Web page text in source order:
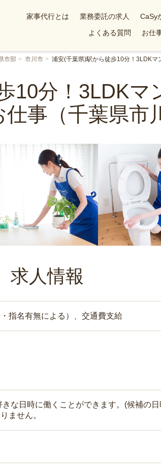
家事代行とは 業務委託の求人 CaSy
よくある質問
お仕
市部 市川市 浦安(千葉県)駅から徒歩10分！3LDKマ
10分！3LDKマ
事（千葉県市
求人情報
・指名有無による）、交通費支給
な日時に働くことができます。(候補の
ません。